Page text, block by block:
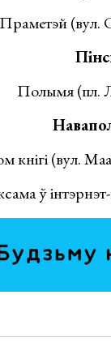
Праметэй (вул.
Полымя (пл.
кнігі (вул.
ў